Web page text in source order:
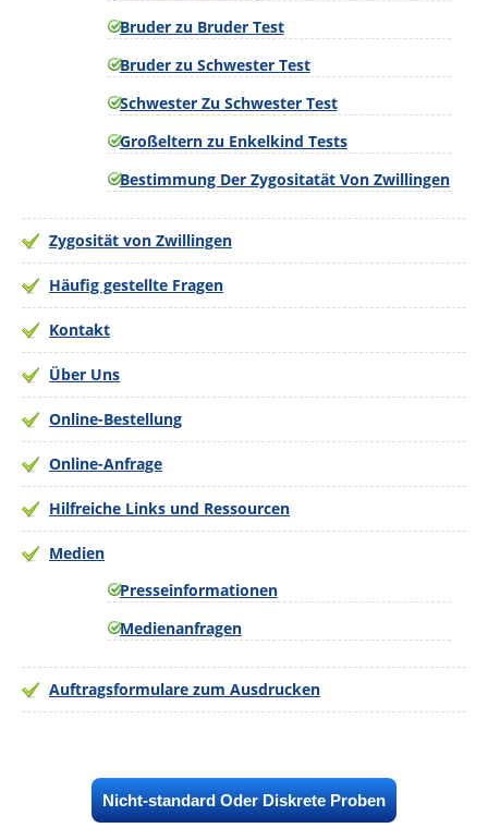
Bruder zu Bruder Test
Bruder zu Schwester Test
Schwester Zu Schwester Test
Großeltern zu Enkelkind Tests
Bestimmung Der Zygositatät Von Zwillingen
Zygosität von Zwillingen
Häufig gestellte Fragen
Kontakt
Über Uns
Online-Bestellung
Online-Anfrage
Hilfreiche Links und Ressourcen
Medien
Presseinformationen
Medienanfragen
Auftragsformulare zum Ausdrucken
Nicht-standard Oder Diskrete Proben